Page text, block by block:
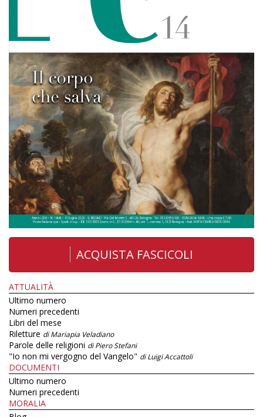
ACQUISTA FASCICOLI
ATTUALITÀ
Ultimo numero
Numeri precedenti
Libri del mese
Riletture di Mariapia Veladiano
Parole delle religioni di Piero Stefani
"Io non mi vergogno del Vangelo" di Luigi Accattoli
DOCUMENTI
Ultimo numero
Numeri precedenti
MORALIA